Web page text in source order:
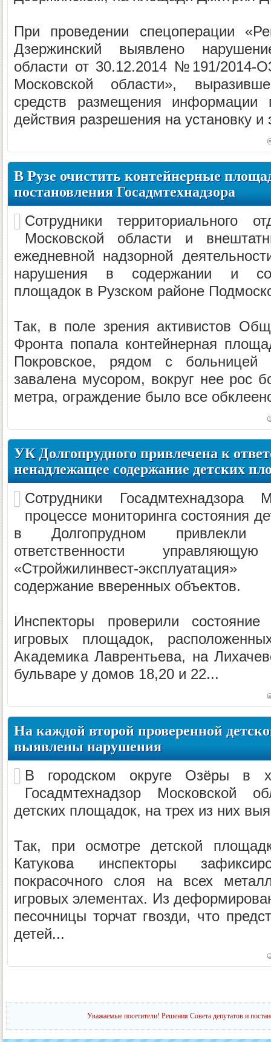
При проведении спецоперации
Дзержинский выявлено
области от 30.12.2014 №191/2014-
Московской области»,
средств размещения информации
действия разрешения на установку и
В Рузе очистить контейнерные
постановления Госадмтехнадзора
Сотрудники территориального
Московской области и
ежедневной надзорной
нарушения в содержании и
площадок в Рузском районе
Так, в поле зрения активистов
Фронта попала контейнерная
Покровское, рядом с
завалена мусором, вокруг нее рос
метра, ограждение было все
УК Долгопрудного привлечена к
ненадлежащее содержание детских
Сотрудники Госадмтехнадзора
процессе мониторинга состояния
в Долгопрудном привлекли
ответственности
«Стройжилинвест-
содержание вверенных объектов.
Инспекторы проверили
игровых площадок,
Академика Лаврентьева, на
бульваре у домов 18,20 и 22...
На каждой второй проверенной
выявлены нарушения
В городском округе Озёры в
Госадмтехнадзор Московской
детских площадок, на трех из них
Так, при осмотре детской
Катукова инспекторы
покрасочного слоя на всех
игровых элементах. Из
песочницы торчат гвозди, что
детей...
Уважаемые посетители! Решения Совета депутатов и